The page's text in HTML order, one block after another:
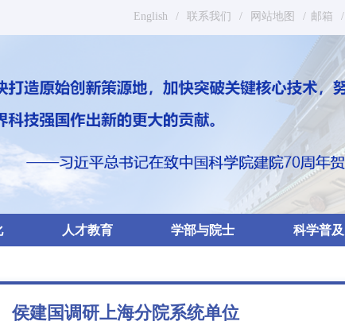
English / 联系我们 / 网站地图 / 邮箱 /
人才教育 学部与院士 科学普及
侯建国调研上海分院系统单位